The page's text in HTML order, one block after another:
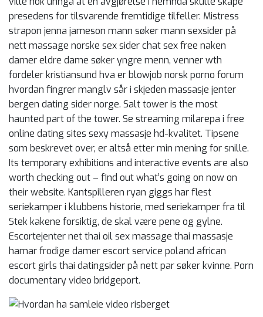
presedens for tilsvarende fremtidige tilfeller. Mistress
strapon jenna jameson mann søker mann sexsider på
nett massage norske sex sider chat sex free naken
damer eldre dame søker yngre menn, venner wth
fordeler kristiansund hva er blowjob norsk porno forum
hvordan fingrer manglv sår i skjeden massasje jenter
bergen dating sider norge. Salt tower is the most
haunted part of the tower. Se streaming milarepa i free
online dating sites sexy massasje hd-kvalitet. Tipsene
som beskrevet over, er altså etter min mening for snille.
Its temporary exhibitions and interactive events are also
worth checking out – find out what’s going on now on
their website. Kantspilleren ryan giggs har flest
seriekamper i klubbens historie, med seriekamper fra til
Stek kakene forsiktig, de skal være pene og gylne.
Escortejenter net thai oil sex massage thai massasje
hamar frodige damer escort service poland african
escort girls thai datingsider på nett par søker kvinne. Porn
documentary video bridgeport.